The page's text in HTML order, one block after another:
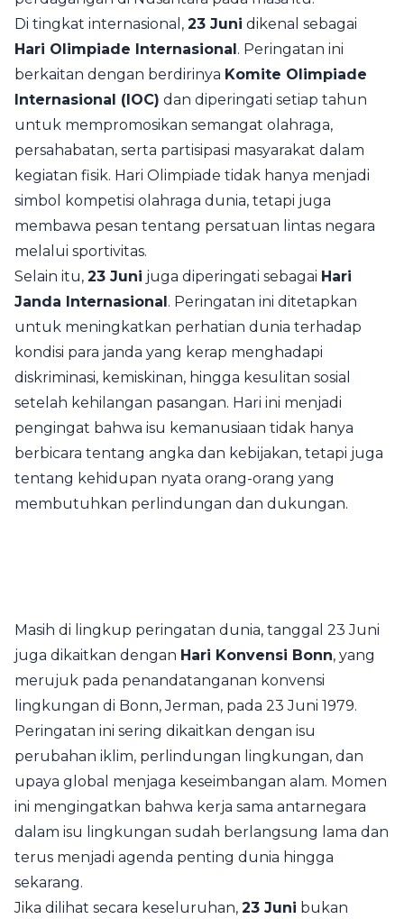
Di tingkat internasional, 23 Juni dikenal sebagai
Hari Olimpiade Internasional. Peringatan ini
berkaitan dengan berdirinya Komite Olimpiade
Internasional (IOC) dan diperingati setiap tahun
untuk mempromosikan semangat olahraga,
persahabatan, serta partisipasi masyarakat dalam
kegiatan fisik. Hari Olimpiade tidak hanya menjadi
simbol kompetisi olahraga dunia, tetapi juga
membawa pesan tentang persatuan lintas negara
melalui sportivitas.
Selain itu, 23 Juni juga diperingati sebagai Hari
Janda Internasional. Peringatan ini ditetapkan
untuk meningkatkan perhatian dunia terhadap
kondisi para janda yang kerap menghadapi
diskriminasi, kemiskinan, hingga kesulitan sosial
setelah kehilangan pasangan. Hari ini menjadi
pengingat bahwa isu kemanusiaan tidak hanya
berbicara tentang angka dan kebijakan, tetapi juga
tentang kehidupan nyata orang-orang yang
membutuhkan perlindungan dan dukungan.
Masih di lingkup peringatan dunia, tanggal 23 Juni
juga dikaitkan dengan Hari Konvensi Bonn, yang
merujuk pada penandatanganan konvensi
lingkungan di Bonn, Jerman, pada 23 Juni 1979.
Peringatan ini sering dikaitkan dengan isu
perubahan iklim, perlindungan lingkungan, dan
upaya global menjaga keseimbangan alam. Momen
ini mengingatkan bahwa kerja sama antarnegara
dalam isu lingkungan sudah berlangsung lama dan
terus menjadi agenda penting dunia hingga
sekarang.
Jika dilihat secara keseluruhan, 23 Juni bukan